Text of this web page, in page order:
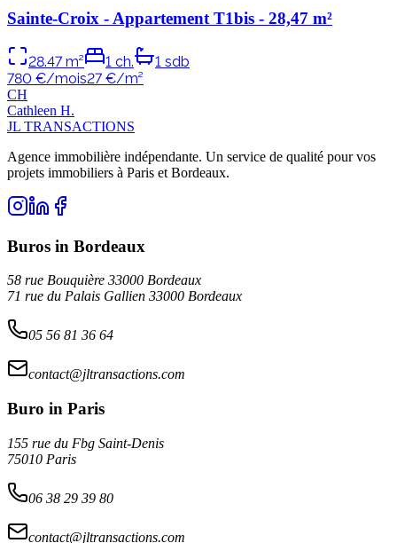
Sainte-Croix - Appartement T1bis - 28,47 m²
28.47m² 1 ch. 1 sdb
780 €/mois27€/m²
CH
Cathleen H.
JL TRANSACTIONS
Agence immobilière indépendante. Un service de qualité pour vos
projets immobiliers à Paris et Bordeaux.
Buros in Bordeaux
58 rue Bouquière 33000 Bordeaux
71 rue du Palais Gallien 33000 Bordeaux
05 56 81 36 64
contact@jltransactions.com
Buro in Paris
155 rue du Fbg Saint-Denis
75010 Paris
06 38 29 39 80
contact@jltransactions.com